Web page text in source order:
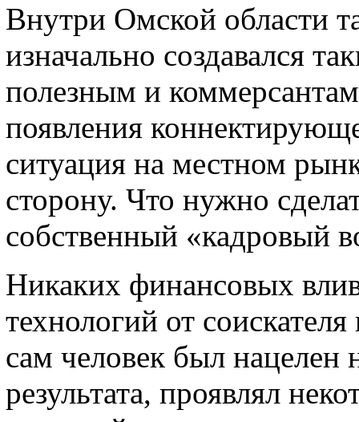
Внутри Омской области
изначально создавался
полезным и
появления
ситуация на местном
сторону. Что нужно
собственный «кадровый
Никаких финансовых
технологий от
сам человек был нацелен
результата, проявлял